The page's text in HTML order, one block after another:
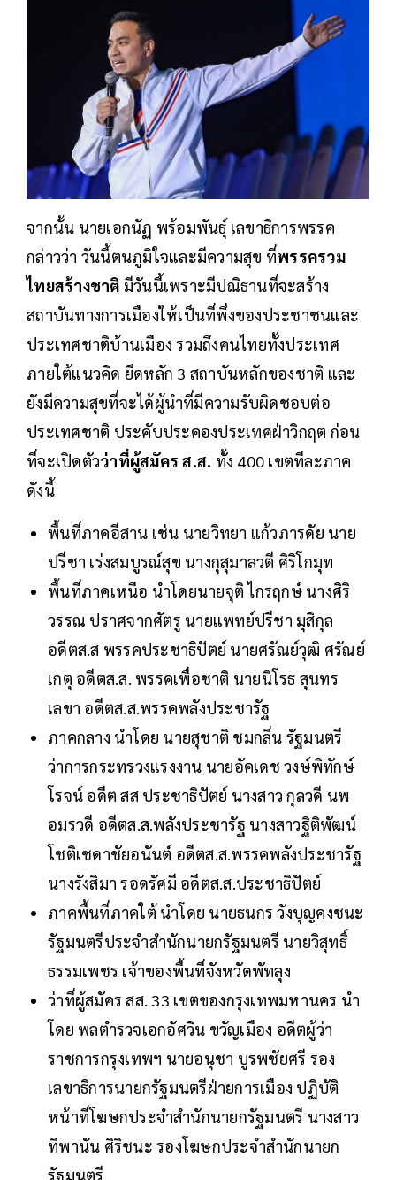
จากนั้น นายเอกนัฏ พร้อมพันธุ์ เลขาธิการพรรค
กล่าวว่า วันนี้ตนภูมิใจและมีความสุข ที่พรรครวม
ไทยสร้างชาติ มีวันนี้เพราะมีปณิธานที่จะสร้าง
สถาบันทางการเมืองให้เป็นที่พึ่งของประชาชนและ
ประเทศชาติบ้านเมือง รวมถึงคนไทยทั้งประเทศ
ภายใต้แนวคิด ยึดหลัก 3 สถาบันหลักของชาติ และ
ยังมีความสุขที่จะได้ผู้นำที่มีความรับผิดชอบต่อ
ประเทศชาติ ประคับประคองประเทศฝ่าวิกฤต​ ก่อน
ที่จะเปิดตัวว่าที่ผู้สมัคร ส.ส. ทั้ง 400 เขตทีละภาค​
ดังนี้
พื้นที่ภาคอีสาน​ เช่น นายวิทยา​ แก้วภารดัย นาย
ปรีชา​ เร่งสมบูรณ์สุข​ นางกุสุมาลวตี ศิริโกมุท
พื้นที่ภาคเหนือ นำโดยนายจุติ​ ไกรฤกษ์​ นางศิริ
วรรณ ปราศจากศัตรู นายแพทย์ปรีชา มุสิกุล​
อดีตส.ส พรรคประชาธิปัตย์ นายศรัณย์​วุฒิ​ ศรัณย์
เกตุ อดีตส.ส.​ พรรคเพื่อชาติ นายนิโรธ​ สุนทร
เลขา​ อดีตส.ส.พรรคพลังประชารัฐ​
ภาคกลาง นำโดย นายสุชาติ​ ชมกลิ่น รัฐมนตรี
ว่าการกระทรวงแรงงาน​ นายอัคเดช​ วงษ์พิทักษ์​
โรจน์​ อดีต สส​ ประชาธิปัต​ย์ นางสาว กุลวดี นพ
อมรวดี​ อดีตส.ส.พลังประชา​รัฐ​ นางสาวฐิติพัฒน์​
โชติเชดาชัยอนันต์​ อดีตส.ส.พรรคพลังประชารัฐ
นางรังสิมา​ รอดรัศมี​ อดีตส.ส.ประชาธิปัตย์
ภาคพื้นที่ภาคใต้​ นำโดย​ นายธนกร​ วังบุญคงชนะ​
รัฐมนตรีประจำสำนักนายกรัฐมนตรี​ นายวิสุทธิ์​
ธรรมเพชร​ เจ้าของพื้นที่จังหวัดพัทลุง​
ว่าที่ผู้สมัคร สส. 33 เขตของกรุงเทพมหานคร นำ
โดย พลตำรวจเอกอัศวิน ขวัญเมือง อดีตผู้ว่า
ราชการกรุงเทพฯ นายอนุชา​ บูรพชัยศรี รอง
เลขาธิการนายกรัฐมนตรีฝ่ายการเมือง​ ปฏิบัติ
หน้าที่โฆษกประจำสำนักนายกรัฐมนตรี นางสาว
ทิพานัน​ ศิริชนะ รองโฆษกประจำสำนักนายก
รัฐมนตรี